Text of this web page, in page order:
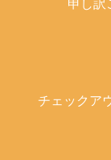
チェックア